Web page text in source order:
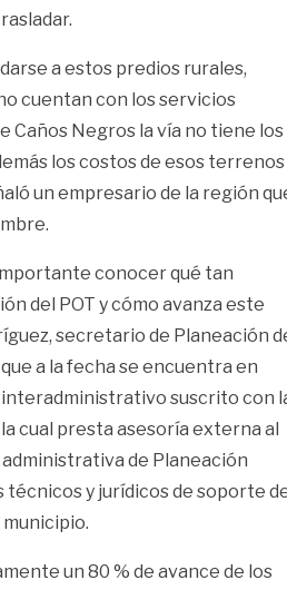
a estos predios rurales,
cuentan con los servicios
Caños Negros la vía no tiene los
los costos de esos terrenos
un empresario de la región
conocer qué tan
del POT y cómo avanza este
secretario de Planeación
a la fecha se encuentra en
suscrito con
cual presta asesoría externa al
de Planeación
técnicos y jurídicos de soporte
municipio.
un 80 % de avance de los